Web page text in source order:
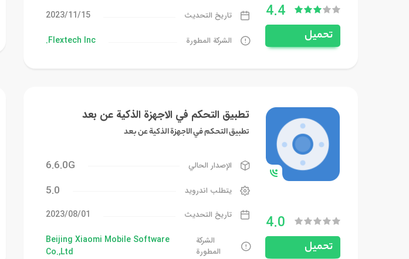
4.4
تحميل
تاريخ التحديث 15‏/11‏/2023
الشركة المطورة Flextech Inc.
4.0
تحميل
تطبيق التحكم في الاجهزة الذكية عن بعد
تطبيق التحكم في الاجهزة الذكية عن بعد
الإصدار الحالي 6.6.0G
يتطلب اندرويد 5.0
تاريخ التحديث 01‏/08‏/2023
الشركة
المطورة
Beijing Xiaomi Mobile Software
Co.,Ltd